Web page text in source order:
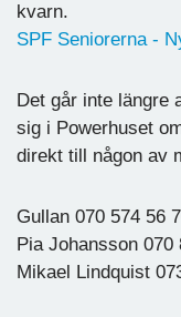
kvarn.
SPF Seniorerna -
Det går inte längre
sig i Powerhuset
direkt till någon av
Gullan 070 574 56
Pia Johansson 070
Mikael Lindquist